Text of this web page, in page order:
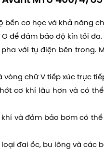
bền cơ học và khả năng
để đảm bảo độ kín tối đa.
với tụ điện bên trong.
chữ V tiếp xúc trực
cơ khí lâu hơn và có
và đảm bảo bơm có
đai ốc, bu lông và các